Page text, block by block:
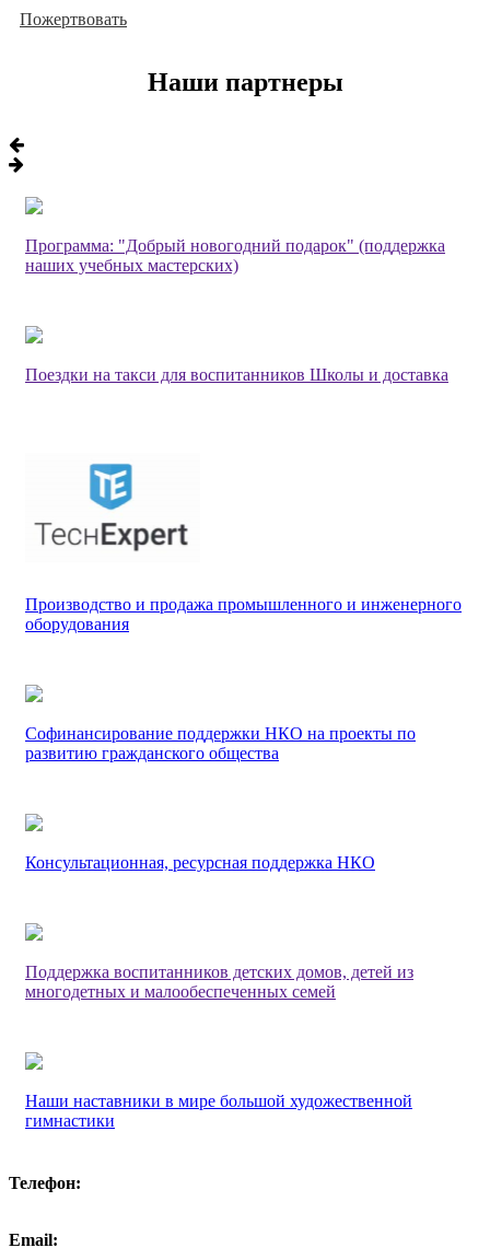
Пожертвовать
Наши партнеры
Программа: "Добрый новогодний подарок" (поддержка
наших учебных мастерских)
Поездки на такси для воспитанников Школы и доставка
Производство и продажа промышленного и инженерного
оборудования
Софинансирование поддержки НКО на проекты по
развитию гражданского общества
Консультационная, ресурсная поддержка НКО
Поддержка воспитанников детских домов, детей из
многодетных и малообеспеченных семей
Наши наставники в мире большой художественной
гимнастики
Телефон:
Email: